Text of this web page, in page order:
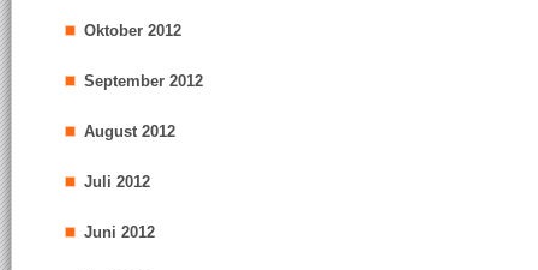
Oktober 2012
September 2012
August 2012
Juli 2012
Juni 2012